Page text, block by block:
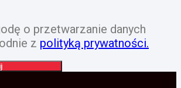
o przetwarzanie danych
z polityką prywatności.